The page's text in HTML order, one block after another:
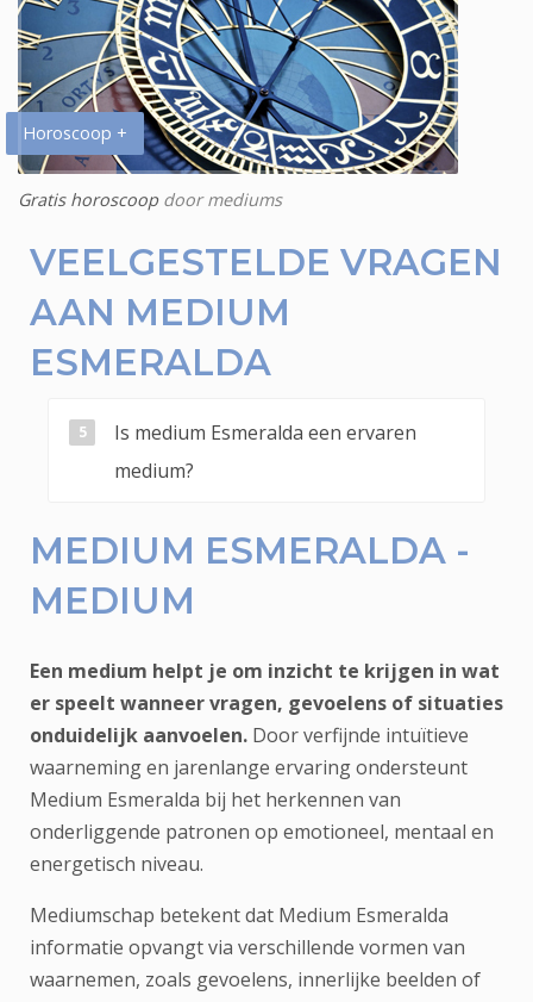
Horoscoop +
Gratis horoscoopdoor mediums
VEELGESTELDE VRAGEN
AAN MEDIUM
ESMERALDA
Is medium Esmeralda een ervaren
medium?
MEDIUM ESMERALDA -
MEDIUM
Een medium helpt je om inzicht te krijgen in wat
er speelt wanneer vragen, gevoelens of situaties
onduidelijk aanvoelen. Door verfijnde intuïtieve
waarneming en jarenlange ervaring ondersteunt
Medium Esmeralda bij het herkennen van
onderliggende patronen op emotioneel, mentaal en
energetisch niveau.
Mediumschap betekent dat Medium Esmeralda
informatie opvangt via verschillende vormen van
waarnemen, zoals gevoelens, innerlijke beelden of